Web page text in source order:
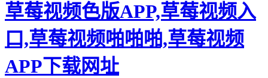
草莓视频色版APP,草莓视频入
口,草莓视频啪啪啪,草莓视频
APP下载网址